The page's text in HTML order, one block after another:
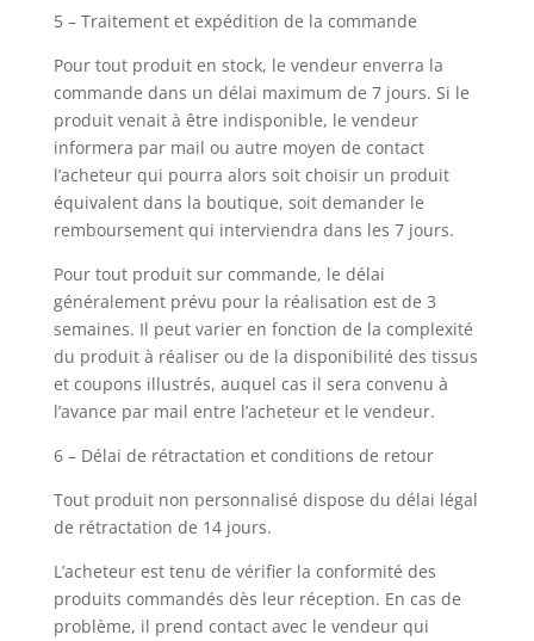
5 – Traitement et expédition de la commande
Pour tout produit en stock, le vendeur enverra la
commande dans un délai maximum de 7 jours. Si le
produit venait à être indisponible, le vendeur
informera par mail ou autre moyen de contact
l’acheteur qui pourra alors soit choisir un produit
équivalent dans la boutique, soit demander le
remboursement qui interviendra dans les 7 jours.
Pour tout produit sur commande, le délai
généralement prévu pour la réalisation est de 3
semaines. Il peut varier en fonction de la complexité
du produit à réaliser ou de la disponibilité des tissus
et coupons illustrés, auquel cas il sera convenu à
l’avance par mail entre l’acheteur et le vendeur.
6 – Délai de rétractation et conditions de retour
Tout produit non personnalisé dispose du délai légal
de rétractation de 14 jours.
L’acheteur est tenu de vérifier la conformité des
produits commandés dès leur réception. En cas de
problème, il prend contact avec le vendeur qui